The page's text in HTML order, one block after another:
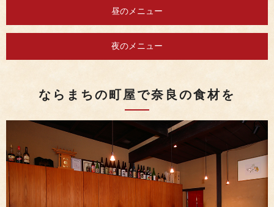
昼のメニュー
夜のメニュー
ならまちの町屋で奈良の食材を